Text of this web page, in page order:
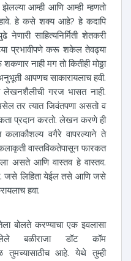
झेलल्या आम्ही आणि आम्ही म्हणतो
हे कसे शक्य आहे? हे कदापि
साहित्यनिर्मिती शेतकरी
प्रभावीपणे करू शकेल तेवढ्या
नाही मग तो कितीही मोठ्ठा
आपणच साकारायलाच हवी.
गरज भासत नाही.
तर त्यात जिवंतपणा असतो व
प्रदान करतो. लेखन करणे ही
वगैरे वापरल्याने ते
वास्तविकतेपासून फारकत
असते आणि वास्तव हे वास्तव.
जसे लिहिता येईल तसे आणि जसे
हवा.
करण्याचा एक इवलासा
बळीराजा डॉट कॉम
आहे. येथे तुम्ही